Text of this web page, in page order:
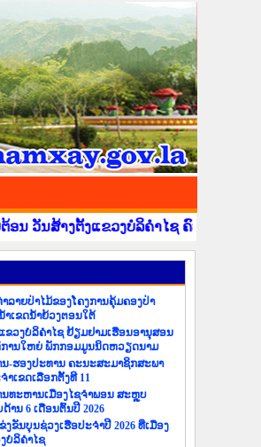
ຄົບຮອບ 41 ປີ ວັນທີ 6 ມີນາ 1984-6 ມີ
ລາຍປ່າໄມ້ຂອງໂຄງການຄຸ້ມຄອງປ່າ
ເຂດນ້ຳຍ້ວງຕອນໃຕ້
ຂວງບໍລິຄຳໄຊ ຢ້ຽມຢາມເຮືອນອານຸສອນ
ການໃຫຍ່ ພັກກອມມູນນິດຫວຽດນາມ
ນ-ຮອງປະທານ ຄະນະສະມາຊິກສະພາ
ຳເຂດເລືອກຕັ້ງທີ 11
ນທະຫານເມືອງໄຊຈຳພອນ ສະຫຼຸບ
ານ 6 ເດືອນຕົ້ນປີ 2026
ງຂັນບຸນຊ່ວງເຮືອປະຈຳປີ 2026 ທີ່ເມືອງ
ບໍລິຄຳໄຊ